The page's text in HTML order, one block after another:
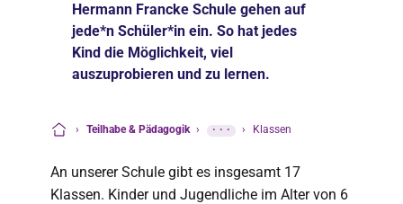
Hermann Francke Schule gehen auf
jede*n Schüler*in ein. So hat jedes
Kind die Möglichkeit, viel
auszuprobieren und zu lernen.
› Teilhabe & Pädagogik › ··· › Klassen
An unserer Schule gibt es insgesamt 17
Klassen. Kinder und Jugendliche im Alter von 6